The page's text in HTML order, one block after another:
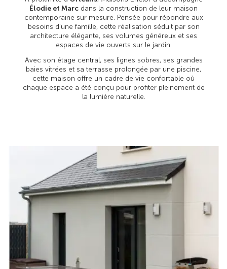
Élodie et Marc dans la construction de leur maison
contemporaine sur mesure. Pensée pour répondre aux
besoins d'une famille, cette réalisation séduit par son
architecture élégante, ses volumes généreux et ses
espaces de vie ouverts sur le jardin.
Avec son étage central, ses lignes sobres, ses grandes
baies vitrées et sa terrasse prolongée par une piscine,
cette maison offre un cadre de vie confortable où
chaque espace a été conçu pour profiter pleinement de
la lumière naturelle.